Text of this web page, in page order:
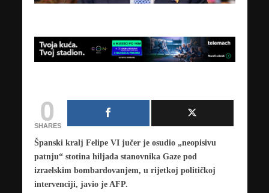
0
SHARES
Španski kralj Felipe VI jučer je osudio „neopisivu
patnju“ stotina hiljada stanovnika Gaze pod
izraelskim bombardovanjem, u rijetkoj političkoj
intervenciji, javio je AFP.